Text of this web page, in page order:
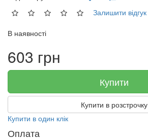
Залишити відгук
В наявності
603 грн
Купити
Купити в розстрочку
Купити в один клік
Оплата